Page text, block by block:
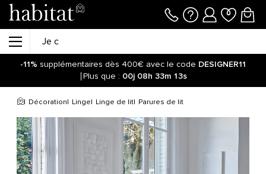
-11% supplémentaires dès 400€ avec le code DESIGNER11
Plus que : 00j 08h 33m 12s
Décoration Linge Linge de lit Parures de lit